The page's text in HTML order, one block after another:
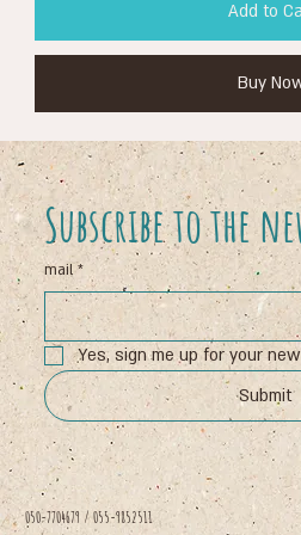
Add to
Buy
Subscribe to the
mail *
Yes, sign me up for your
Submit
050-7704679 / 055-9852511